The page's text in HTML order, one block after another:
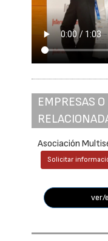
EMPRESAS
Asociación
Solicitar
ver/